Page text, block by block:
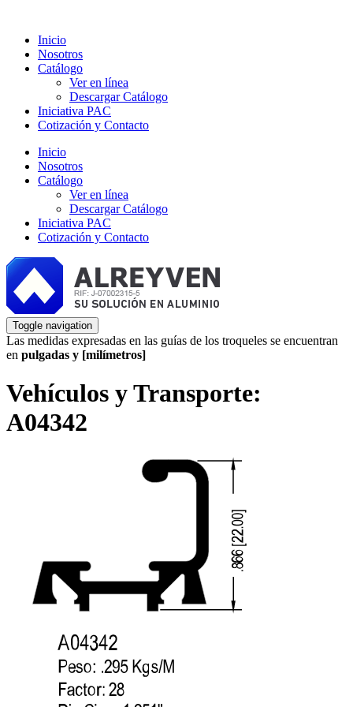
Inicio
Nosotros
Catálogo
Ver en línea
Descargar Catálogo
Iniciativa PAC
Cotización y Contacto
Inicio
Nosotros
Catálogo
Ver en línea
Descargar Catálogo
Iniciativa PAC
Cotización y Contacto
Toggle navigation
Las medidas expresadas en las guías de los troqueles se encuentran
en pulgadas y [milímetros]
Vehículos y Transporte:
A04342